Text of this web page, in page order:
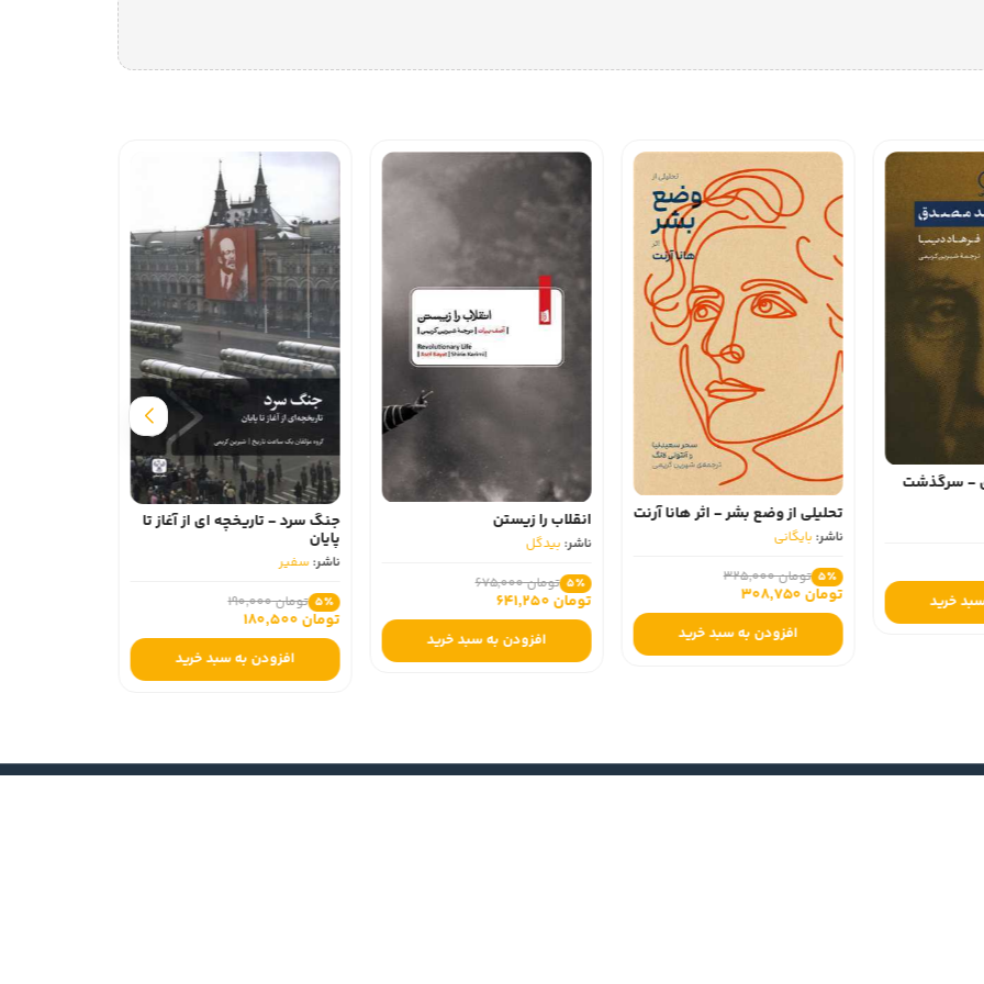
- سرگذشت
خرید
تحلیلی از وضع بشر - اثر هانا آرنت
ناشر:بایگانی
5٪ تومان 325,000
تومان 308,750
افزودن به سبد خرید
انقلاب را زیستن
ناشر:بیدگل
5٪ تومان 675,000
تومان 641,250
افزودن به سبد خرید
جنگ سرد - تاریخچه ای از آغاز تا
پایان
ناشر:سفیر
5٪ تومان 190,000
تومان 180,500
افزودن به سبد خرید